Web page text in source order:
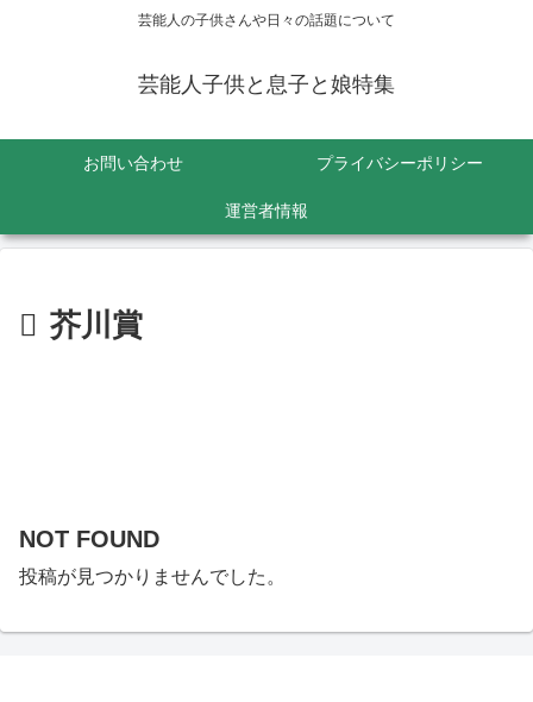
芸能人の子供さんや日々の話題について
芸能人子供と息子と娘特集
お問い合わせ プライバシーポリシー
運営者情報
芥川賞
NOT FOUND
投稿が見つかりませんでした。